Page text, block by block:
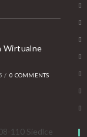
Wirtualne
/ 0 COMMENTS
110 Siedlce